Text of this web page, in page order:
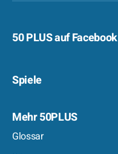
50 PLUS auf Facebook
Spiele
Mehr 50PLUS
Glossar